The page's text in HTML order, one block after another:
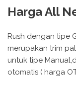
Harga All
Rush dengan tipe
merupakan trim
untuk tipe
otomatis ( harga